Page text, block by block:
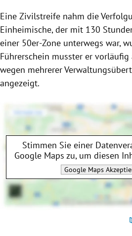
Eine Zivilstreife nahm die
Einheimische, der mit 130
einer 50er-Zone unterwegs war,
Führerschein musster er vorläufig
wegen mehrerer
angezeigt.
Stimmen Sie einer
Google Maps zu, um diesen
Google Maps